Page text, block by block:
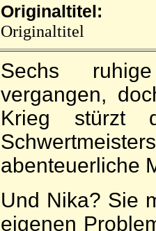
Originaltitel:
Originaltitel
Sechs
vergangen,
Krieg stürzt
aben­teuer­liche
Und Nika? Sie
ei­genen